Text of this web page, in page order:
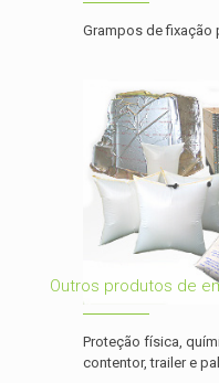
Grampos de fixação
Outros produtos de
Proteção física,
contentor, trailer e